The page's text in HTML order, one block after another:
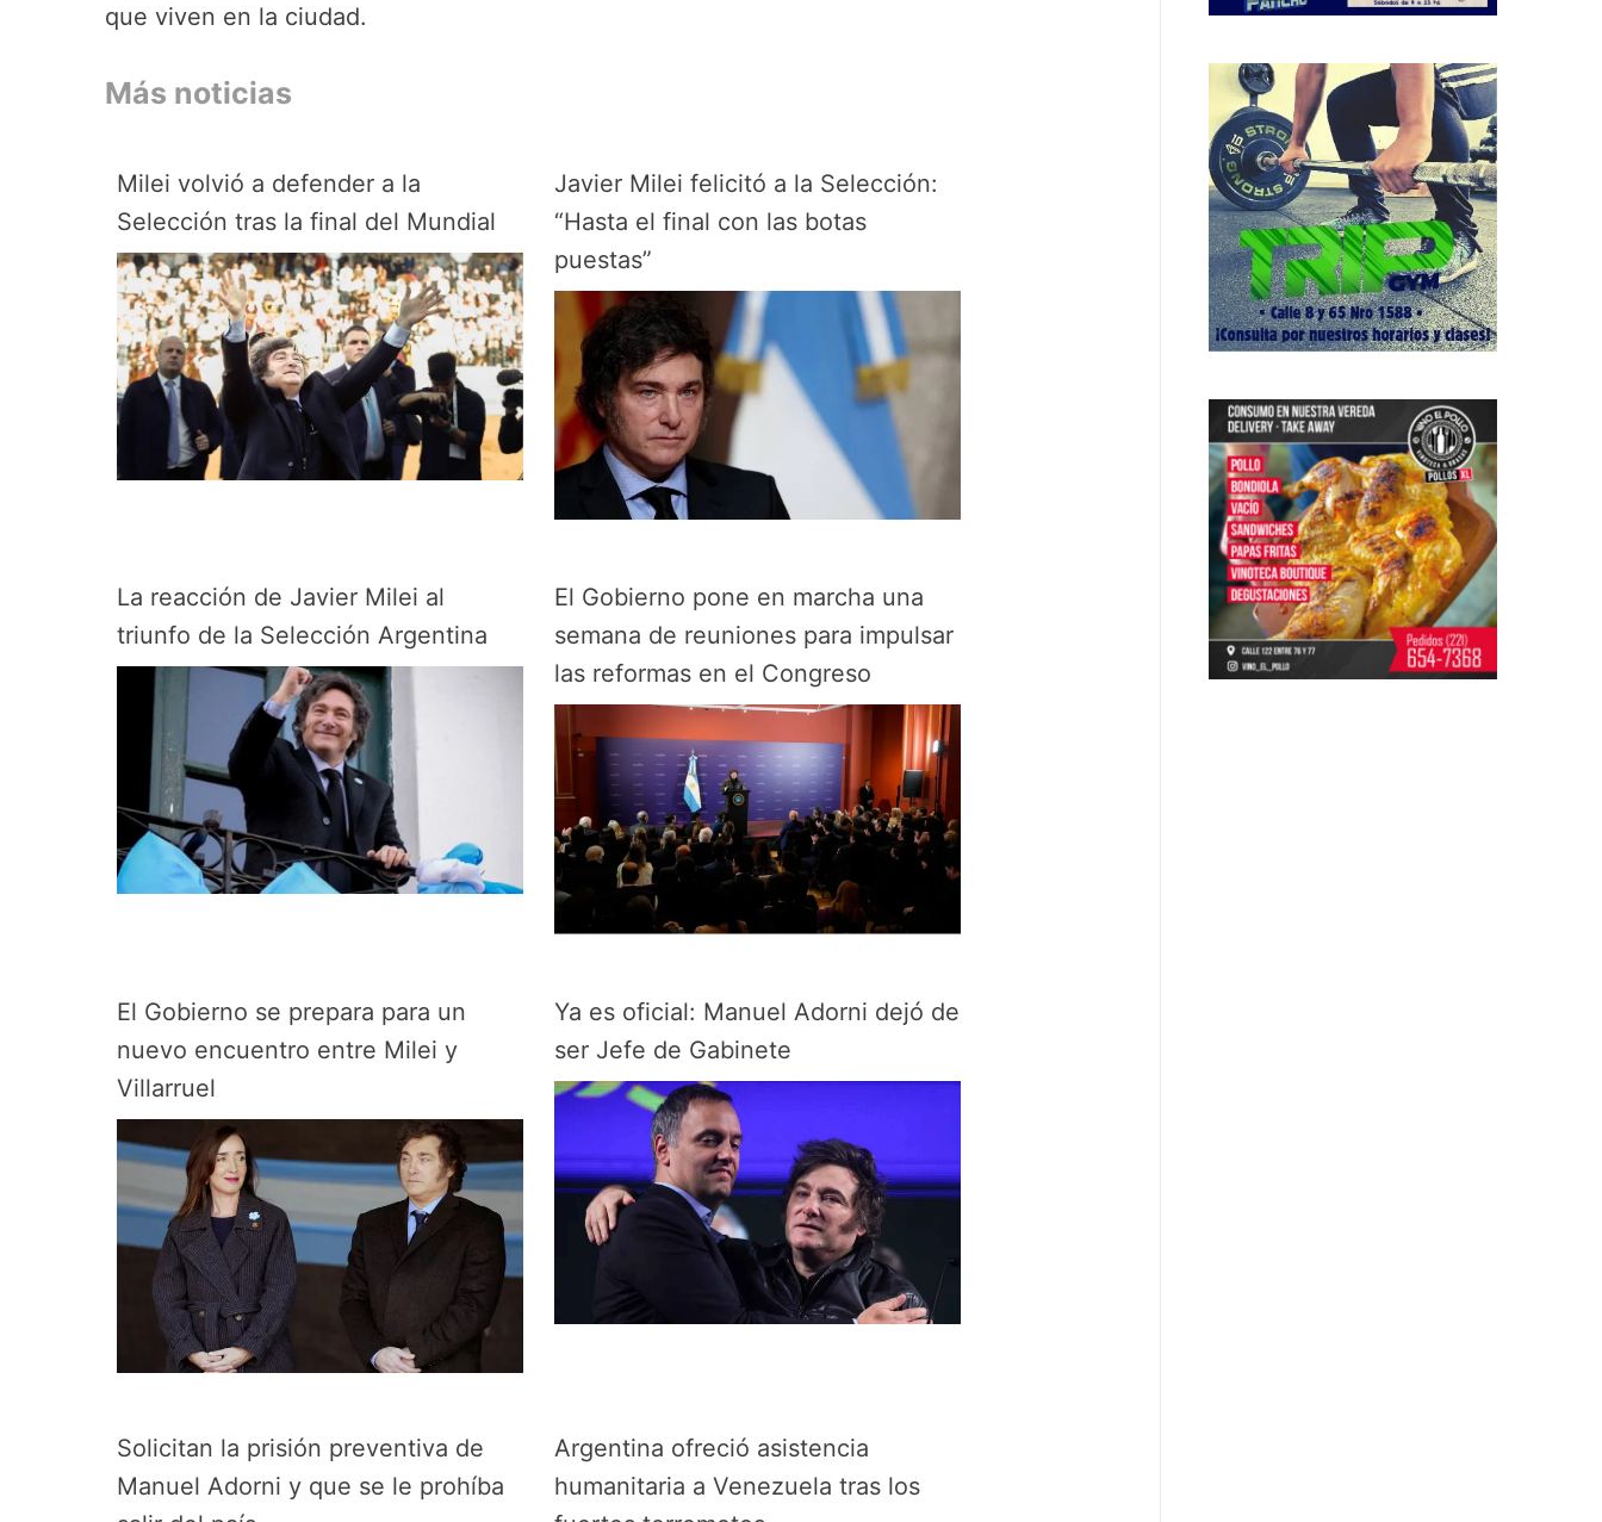
que viven en la ciudad.
Más noticias
Milei volvió a defender a la
Selección tras la final del Mundial
Javier Milei felicitó a la Selección:
“Hasta el final con las botas
puestas”
La reacción de Javier Milei al
triunfo de la Selección Argentina
El Gobierno pone en marcha una
semana de reuniones para impulsar
las reformas en el Congreso
El Gobierno se prepara para un
nuevo encuentro entre Milei y
Villarruel
Ya es oficial: Manuel Adorni dejó de
ser Jefe de Gabinete
Solicitan la prisión preventiva de
Manuel Adorni y que se le prohíba
Argentina ofreció asistencia
humanitaria a Venezuela tras los